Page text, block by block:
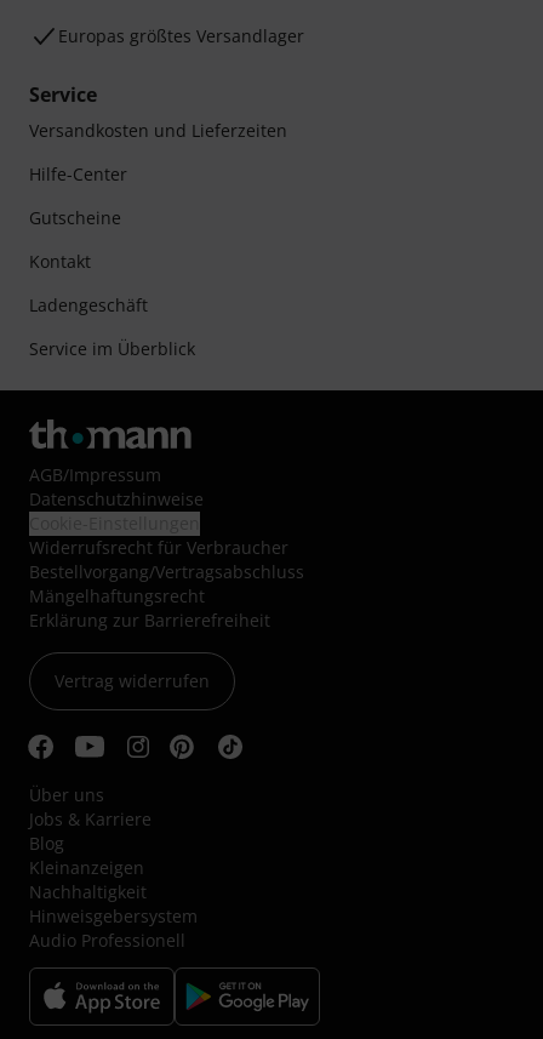
Europas größtes Versandlager
Service
Versandkosten und Lieferzeiten
Hilfe-Center
Gutscheine
Kontakt
Ladengeschäft
Service im Überblick
AGB/Impressum
Datenschutzhinweise
Widerrufsrecht für Verbraucher
Bestellvorgang/Vertragsabschluss
Mängelhaftungsrecht
Erklärung zur Barrierefreiheit
Vertrag widerrufen
Über uns
Jobs & Karriere
Blog
Kleinanzeigen
Nachhaltigkeit
Hinweisgebersystem
Audio Professionell